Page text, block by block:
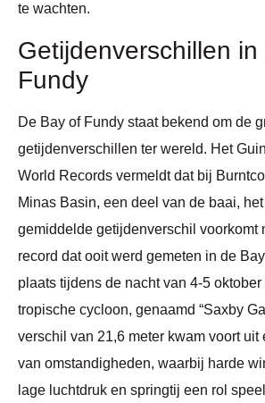
te wachten.
Getijdenverschillen
Fundy
De Bay of Fundy staat bekend om de
getijdenverschillen ter wereld. Het
World Records vermeldt dat bij
Minas Basin, een deel van de baai,
gemiddelde getijdenverschil voorkomt
record dat ooit werd gemeten in de
plaats tijdens de nacht van 4-5
tropische cycloon, genaamd “Saxby
verschil van 21,6 meter kwam voort uit
van omstandigheden, waarbij harde
lage luchtdruk en springtij een rol